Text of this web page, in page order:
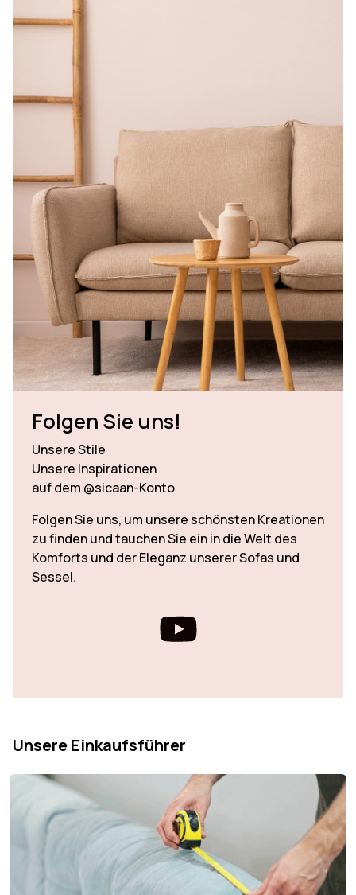
Folgen Sie uns!
Unsere Stile
Unsere Inspirationen
auf dem @sicaan-Konto
Folgen Sie uns, um unsere schönsten Kreationen
zu finden und tauchen Sie ein in die Welt des
Komforts und der Eleganz unserer Sofas und
Sessel.
Unsere Einkaufsführer